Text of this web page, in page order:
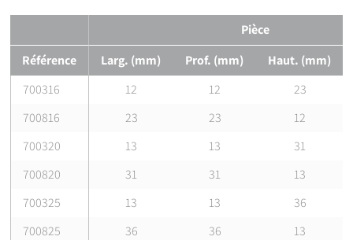
Pièce
Référence
Larg. (mm) Prof. (mm)
Haut. (mm)
700316
12 12
23
700816
23 23
12
700320
13 13
31
700820
31 31
13
700325
13 13
36
700825
36 36
13